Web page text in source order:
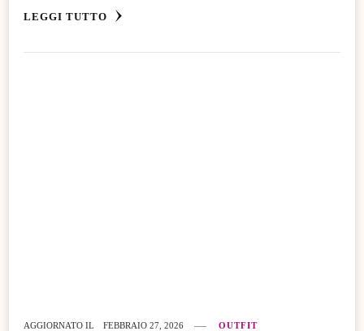
LEGGI TUTTO
AGGIORNATO IL FEBBRAIO 27, 2026 OUTFIT